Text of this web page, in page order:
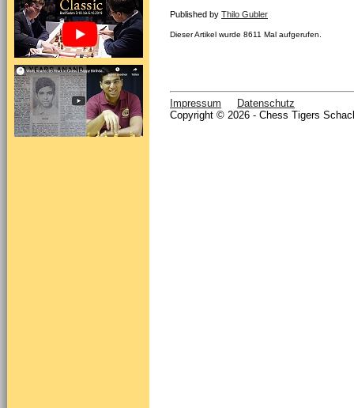
Published by Thilo Gubler
Dieser Artikel wurde 8611 Mal aufgerufen.
Impressum
Datenschutz
Copyright © 2026 - Chess Tigers